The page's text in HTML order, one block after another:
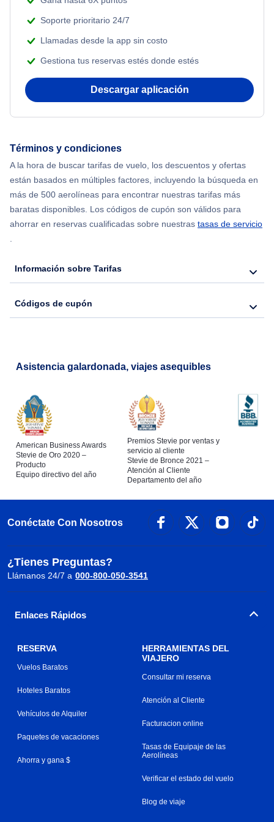
Flights from Nueva York to Tel Aviv
Flights from Nueva York to Atenas
Flights from Shanghai to Nueva York
Flights from Delhi to Nueva York
Flights from Chicago to Delhi
Flights from Nueva York to Seúl
Flights from Nueva York to Barcelona
Adventure Vacations
Beach Vacations
Soporte prioritario 24/7
Llamadas desde la app sin costo
Gestiona tus reservas estés donde estés
Descargar aplicación
Términos y condiciones
A la hora de buscar tarifas de vuelo, los descuentos y ofertas
están basados en múltiples factores, incluyendo la búsqueda en
más de 500 aerolíneas para encontrar nuestras tarifas más
baratas disponibles. Los códigos de cupón son válidos para
ahorrar en reservas cualificadas sobre nuestras tasas de servicio
.
Información sobre Tarifas
Códigos de cupón
Asistencia galardonada, viajes asequibles
American Business Awards
Stevie de Oro 2020 –
Producto
Equipo directivo del año
Premios Stevie por ventas y
servicio al cliente
Stevie de Bronce 2021 –
Atención al Cliente
Departamento del año
Conéctate Con Nosotros
¿Tienes Preguntas?
Llámanos 24/7 a 000-800-050-3541
Enlaces Rápidos
RESERVA
Vuelos Baratos
Hoteles Baratos
Vehículos de Alquiler
Paquetes de vacaciones
Ahorra y gana $
HERRAMIENTAS DEL
VIAJERO
Consultar mi reserva
Atención al Cliente
Facturacion online
Tasas de Equipaje de las
Aerolíneas
Verificar el estado del vuelo
Blog de viaje